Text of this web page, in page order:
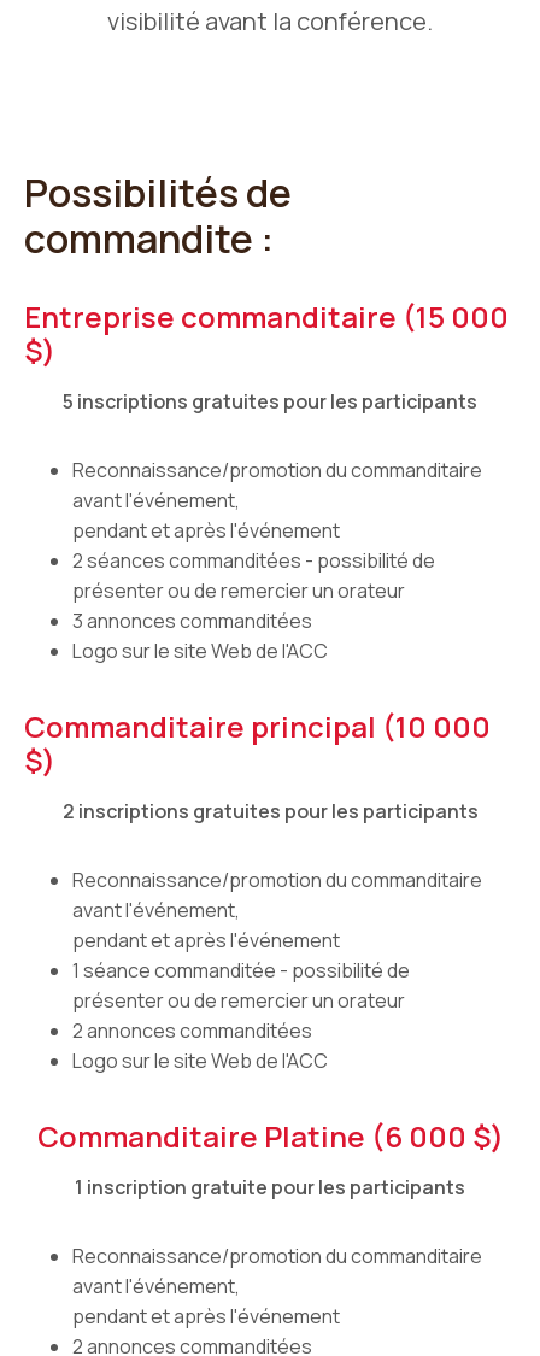
visibilité avant la conférence.
Possibilités de
commandite :
Entreprise commanditaire (15 000
$)
5 inscriptions gratuites pour les participants
Reconnaissance/promotion du commanditaire
avant l'événement,
pendant et après l'événement
2 séances commanditées - possibilité de
présenter ou de remercier un orateur
3 annonces commanditées
Logo sur le site Web de l'ACC
Commanditaire principal (10 000
$)
2 inscriptions gratuites pour les participants
Reconnaissance/promotion du commanditaire
avant l'événement,
pendant et après l'événement
1 séance commanditée - possibilité de
présenter ou de remercier un orateur
2 annonces commanditées
Logo sur le site Web de l'ACC
Commanditaire Platine (6 000 $)
1 inscription gratuite pour les participants
Reconnaissance/promotion du commanditaire
avant l'événement,
pendant et après l'événement
2 annonces commanditées